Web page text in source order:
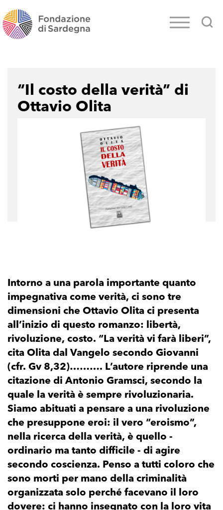
“Il costo della verità” di
Ottavio Olita
Intorno a una parola importante quanto
impegnativa come verità, ci sono tre
dimensioni che Ottavio Olita ci presenta
all’inizio di questo romanzo: libertà,
rivoluzione, costo. “La verità vi farà liberi”,
cita Olita dal Vangelo secondo Giovanni
(cfr. Gv 8,32)………. L’autore riprende una
citazione di Antonio Gramsci, secondo la
quale la verità è sempre rivoluzionaria.
Siamo abituati a pensare a una rivoluzione
che presuppone eroi: il vero “eroismo”,
nella ricerca della verità, è quello -
ordinario ma tanto difficile - di agire
secondo coscienza. Penso a tutti coloro che
sono morti per mano della criminalità
organizzata solo perché facevano il loro
dovere: ci hanno insegnato con la loro vita